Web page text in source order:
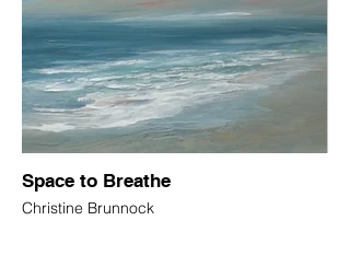
Space to Breathe
Christine Brunnock